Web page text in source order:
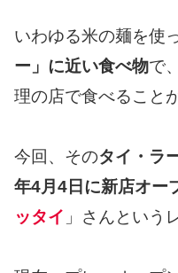
いわゆる米の麺を使
ー」に近い食べ物で
理の店で食べること
今回、そのタイ・ラ
年4月4日に新店オー
ッタイ 」さんという